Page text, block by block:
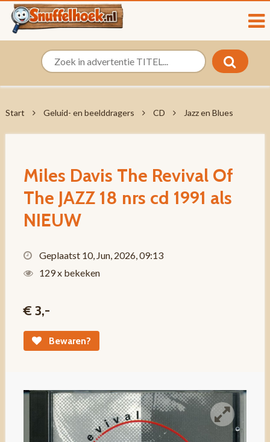
Start Geluid- en beelddragers CD Jazz en Blues
Miles Davis The Revival Of
The JAZZ 18 nrs cd 1991 als
NIEUW
Geplaatst 10, Jun, 2026, 09:13
129 x bekeken
€ 3,-
Bewaren?